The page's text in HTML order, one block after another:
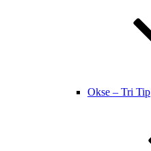
Okse – Tri Tip